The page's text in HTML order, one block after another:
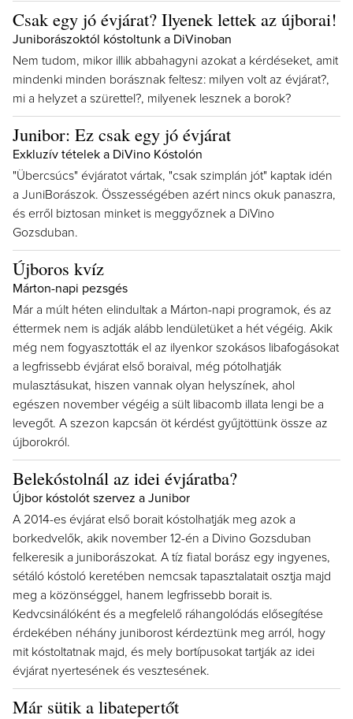
Csak egy jó évjárat? Ilyenek lettek az újborai!
Juniborászoktól kóstoltunk a DiVinoban
Nem tudom, mikor illik abbahagyni azokat a kérdéseket, amit
mindenki minden borásznak feltesz: milyen volt az évjárat?,
mi a helyzet a szürettel?, milyenek lesznek a borok?
Junibor: Ez csak egy jó évjárat
Exkluzív tételek a DiVino Kóstolón
"Übercsúcs" évjáratot vártak, "csak szimplán jót" kaptak idén
a JuniBorászok. Összességében azért nincs okuk panaszra,
és erről biztosan minket is meggyőznek a DiVino
Gozsduban.
Újboros kvíz
Márton-napi pezsgés
Már a múlt héten elindultak a Márton-napi programok, és az
éttermek nem is adják alább lendületüket a hét végéig. Akik
még nem fogyasztották el az ilyenkor szokásos libafogásokat
a legfrissebb évjárat első boraival, még pótolhatják
mulasztásukat, hiszen vannak olyan helyszínek, ahol
egészen november végéig a sült libacomb illata lengi be a
levegőt. A szezon kapcsán öt kérdést gyűjtöttünk össze az
újborokról.
Belekóstolnál az idei évjáratba?
Újbor kóstolót szervez a Junibor
A 2014-es évjárat első borait kóstolhatják meg azok a
borkedvelők, akik november 12-én a Divino Gozsduban
felkeresik a juniborászokat. A tíz fiatal borász egy ingyenes,
sétáló kóstoló keretében nemcsak tapasztalatait osztja majd
meg a közönséggel, hanem legfrissebb borait is.
Kedvcsinálóként és a megfelelő ráhangolódás elősegítése
érdekében néhány juniborost kérdeztünk meg arról, hogy
mit kóstoltatnak majd, és mely bortípusokat tartják az idei
évjárat nyertesének és vesztesének.
Már sütik a libatepertőt